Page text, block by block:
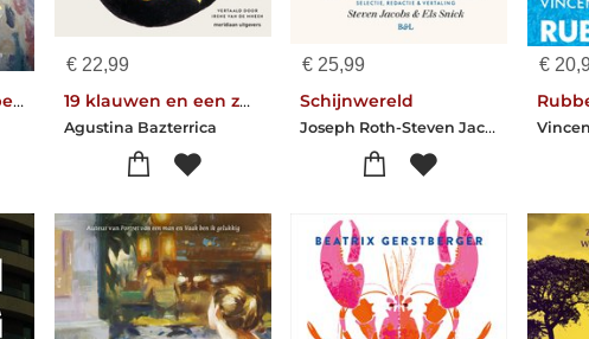
Portret van een onbekende vrouw
€22,99
19 klauwen en een zwarte vogel
Agustina Bazterrica
€ 25,99
Schijnwereld
Joseph Roth-Steven Jacobs
€